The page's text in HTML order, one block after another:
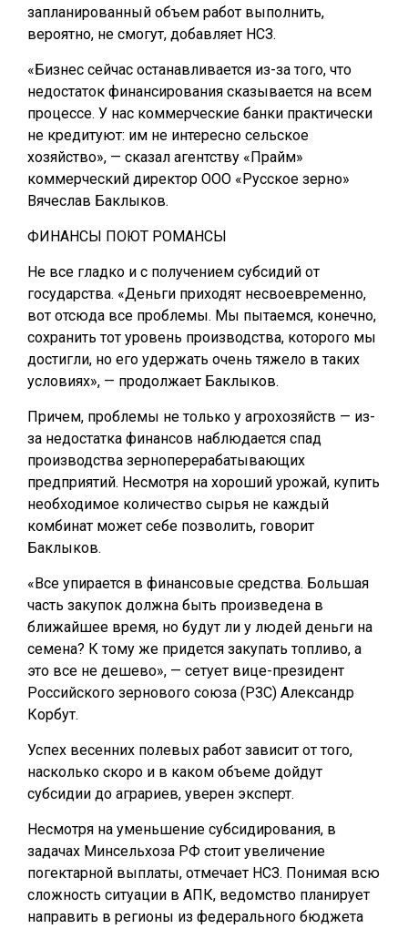
запланированный объем работ выполнить,
вероятно, не смогут, добавляет НСЗ.
«Бизнес сейчас останавливается из-за того, что
недостаток финансирования сказывается на всем
процессе. У нас коммерческие банки практически
не кредитуют: им не интересно сельское
хозяйство», — сказал агентству «Прайм»
коммерческий директор ООО «Русское зерно»
Вячеслав Баклыков.
ФИНАНСЫ ПОЮТ РОМАНСЫ
Не все гладко и с получением субсидий от
государства. «Деньги приходят несвоевременно,
вот отсюда все проблемы. Мы пытаемся, конечно,
сохранить тот уровень производства, которого мы
достигли, но его удержать очень тяжело в таких
условиях», — продолжает Баклыков.
Причем, проблемы не только у агрохозяйств — из-
за недостатка финансов наблюдается спад
производства зерноперерабатывающих
предприятий. Несмотря на хороший урожай, купить
необходимое количество сырья не каждый
комбинат может себе позволить, говорит
Баклыков.
«Все упирается в финансовые средства. Большая
часть закупок должна быть произведена в
ближайшее время, но будут ли у людей деньги на
семена? К тому же придется закупать топливо, а
это все не дешево», — сетует вице-президент
Российского зернового союза (РЗС) Александр
Корбут.
Успех весенних полевых работ зависит от того,
насколько скоро и в каком объеме дойдут
субсидии до аграриев, уверен эксперт.
Несмотря на уменьшение субсидирования, в
задачах Минсельхоза РФ стоит увеличение
погектарной выплаты, отмечает НСЗ. Понимая всю
сложность ситуации в АПК, ведомство планирует
направить в регионы из федерального бюджета